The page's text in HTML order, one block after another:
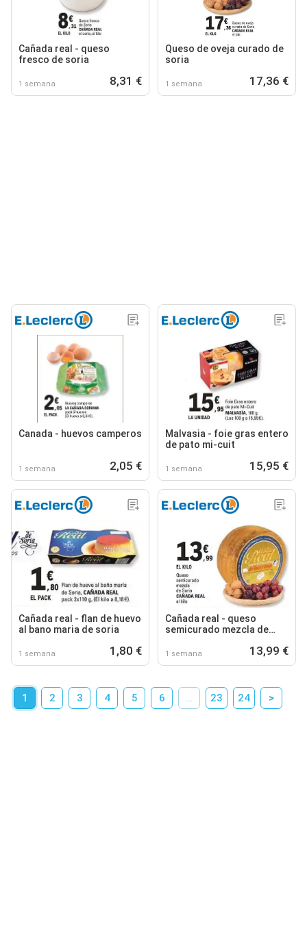
Cañada real - queso
fresco de soria
1 semana 8,31 €
Queso de oveja curado de
soria
1 semana 17,36 €
Canada - huevos camperos
1 semana 2,05 €
Malvasia - foie gras entero
de pato mi-cuit
1 semana 15,95 €
Cañada real - flan de huevo
al bano maria de soria
1 semana 1,80 €
Cañada real - queso
semicurado mezcla de
1 semana 13,99 €
1 2 3 4 5 6 23 24 >